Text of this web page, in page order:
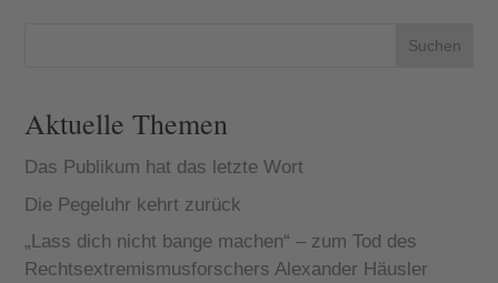
gesellschaftlic
Rollenbilder.
Vermisstenexp
erte Peter
Suchen
Aktuelle Themen
Das Publikum hat das letzte Wort
Die Pegeluhr kehrt zurück
„Lass dich nicht bange machen“ – zum Tod des
Rechtsextremismusforschers Alexander Häusler